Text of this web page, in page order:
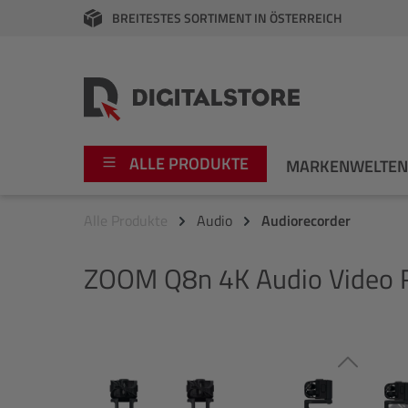
Zur Hauptnavigation springen
BREITESTES SORTIMENT IN ÖSTERREICH
ALLE PRODUKTE MARKENWELTEN
Video
Apple
Fujifilm
Nikon
Alle Produkte Audio Audiorecorder
ZOOM Q8n 4K Audio Video